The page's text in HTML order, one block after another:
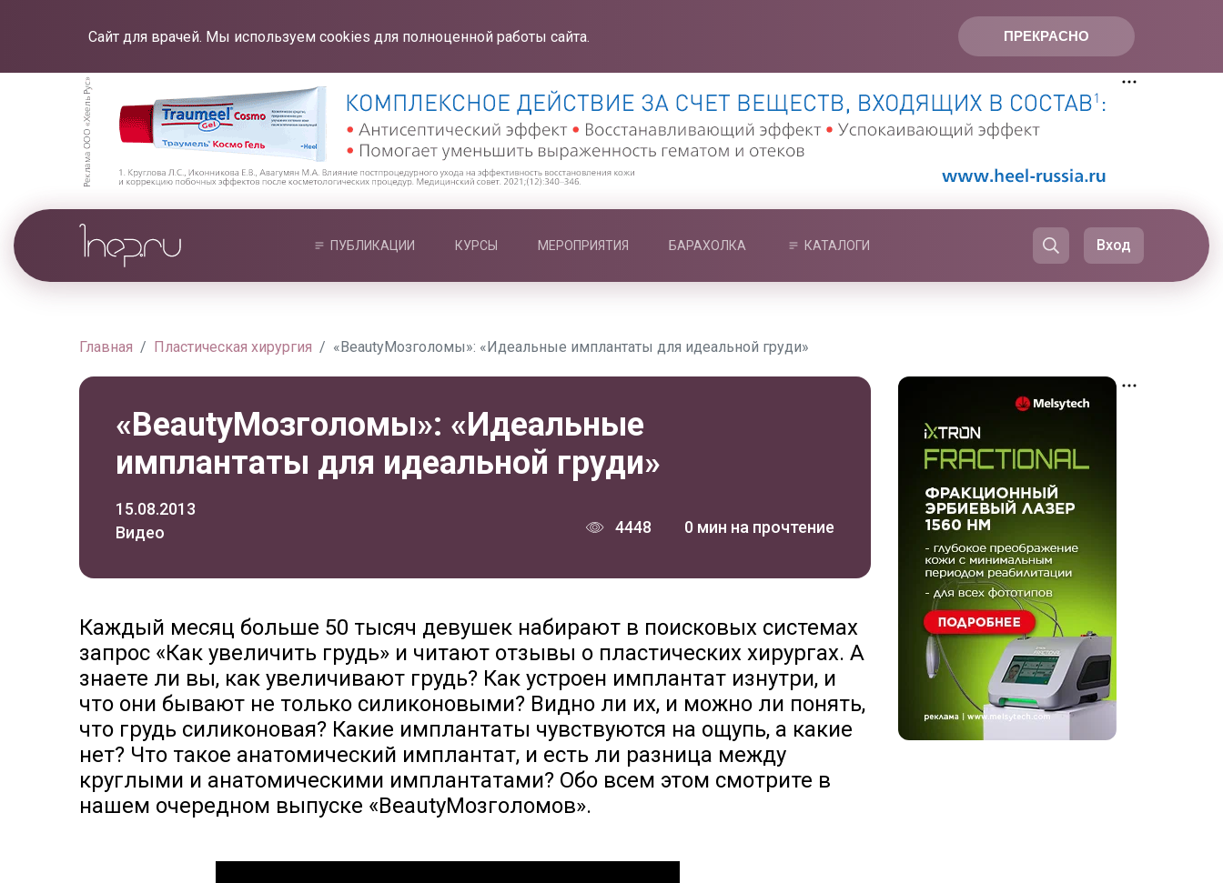
ПРЕКРАСНО
Сайт для врачей. Мы используем cookies для полноценной работы сайта.
ПУБЛИКАЦИИ КУРСЫ МЕРОПРИЯТИЯ БАРАХОЛКА КАТАЛОГИ Вход
Главная Пластическая хирургия «BeautyМозголомы»: «Идеальные имплантаты для идеальной груди»
«BeautyМозголомы»: «Идеальные
имплантаты для идеальной груди»
15.08.2013
Видео
4448 0 мин на прочтение
Каждый месяц больше 50 тысяч девушек набирают в поисковых системах
запрос «Как увеличить грудь» и читают отзывы о пластических хирургах. А
знаете ли вы, как увеличивают грудь? Как устроен имплантат изнутри, и
что они бывают не только силиконовыми? Видно ли их, и можно ли понять,
что грудь силиконовая? Какие имплантаты чувствуются на ощупь, а какие
нет? Что такое анатомический имплантат, и есть ли разница между
круглыми и анатомическими имплантатами? Обо всем этом смотрите в
нашем очередном выпуске «BeautyМозголомов».